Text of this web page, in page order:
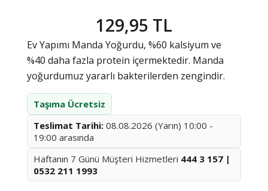
129,95 TL
Ev Yapımı Manda Yoğurdu, %60 kalsiyum ve
%40 daha fazla protein içermektedir. Manda
yoğurdumuz yararlı bakterilerden zengindir.
Taşıma Ücretsiz
Teslimat Tarihi: 08.08.2026 (Yarın) 10:00 -
19:00 arasında
Haftanın 7 Günü Müşteri Hizmetleri 444 3 157 |
0532 211 1993